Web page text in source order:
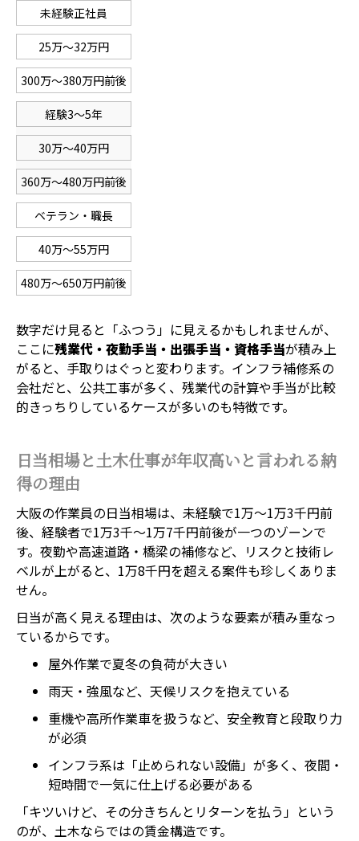
未経験正社員
25万〜32万円
300万〜380万円前後
経験3〜5年
30万〜40万円
360万〜480万円前後
ベテラン・職長
40万〜55万円
480万〜650万円前後
数字だけ見ると「ふつう」に見えるかもしれませんが、
ここに残業代・夜勤手当・出張手当・資格手当が積み上
がると、手取りはぐっと変わります。インフラ補修系の
会社だと、公共工事が多く、残業代の計算や手当が比較
的きっちりしているケースが多いのも特徴です。
日当相場と土木仕事が年収高いと言われる納
得の理由
大阪の作業員の日当相場は、未経験で1万〜1万3千円前
後、経験者で1万3千〜1万7千円前後が一つのゾーンで
す。夜勤や高速道路・橋梁の補修など、リスクと技術レ
ベルが上がると、1万8千円を超える案件も珍しくありま
せん。
日当が高く見える理由は、次のような要素が積み重なっ
ているからです。
屋外作業で夏冬の負荷が大きい
雨天・強風など、天候リスクを抱えている
重機や高所作業車を扱うなど、安全教育と段取り力
が必須
インフラ系は「止められない設備」が多く、夜間・
短時間で一気に仕上げる必要がある
「キツいけど、その分きちんとリターンを払う」という
のが、土木ならではの賃金構造です。